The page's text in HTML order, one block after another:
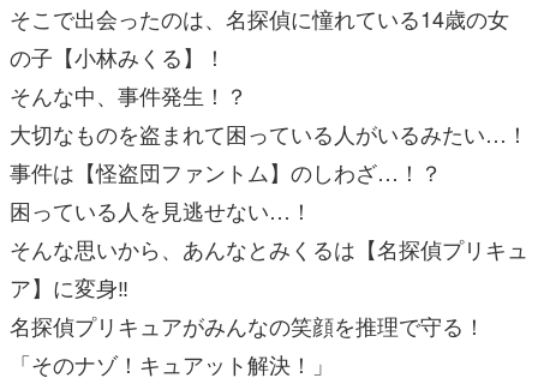
そこで出会ったのは、名探偵に憧れている14歳の女
の子【小林みくる】！
そんな中、事件発生！？
大切なものを盗まれて困っている人がいるみたい…！
事件は【怪盗団ファントム】のしわざ…！？
困っている人を見逃せない…！
そんな思いから、あんなとみくるは【名探偵プリキュ
ア】に変身‼
名探偵プリキュアがみんなの笑顔を推理で守る！
「そのナゾ！キュアット解決！」